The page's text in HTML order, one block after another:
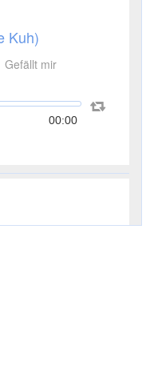
Kuh)
Gefällt mir
00:00